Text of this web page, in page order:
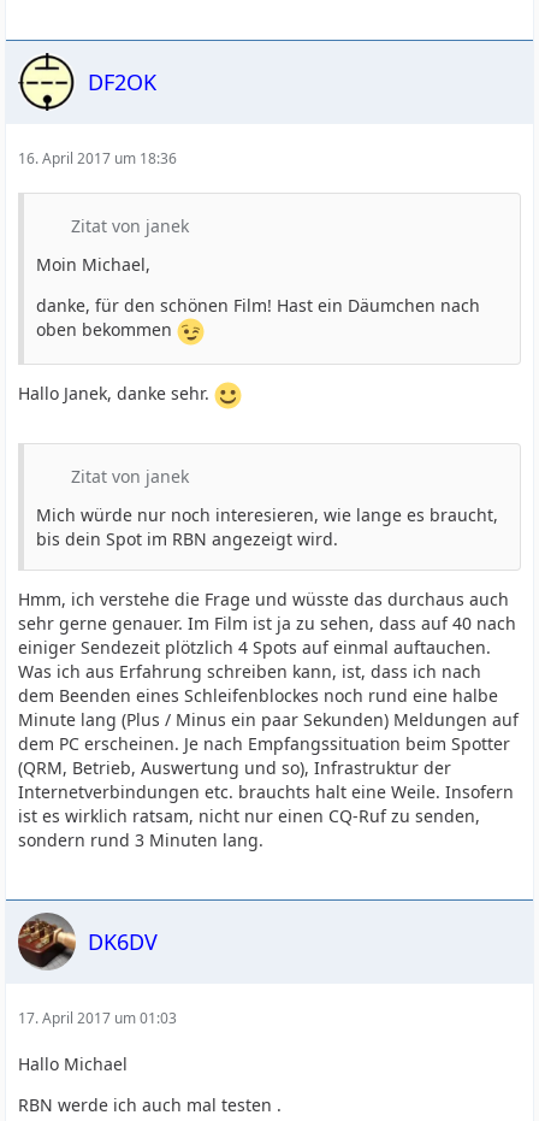
DF2OK
16. April 2017 um 18:36
Zitat von janek
Moin Michael,
danke, für den schönen Film! Hast ein Däumchen nach
oben bekommen
Hallo Janek, danke sehr.
Zitat von janek
Mich würde nur noch interesieren, wie lange es braucht,
bis dein Spot im RBN angezeigt wird.
Hmm, ich verstehe die Frage und wüsste das durchaus auch
sehr gerne genauer. Im Film ist ja zu sehen, dass auf 40 nach
einiger Sendezeit plötzlich 4 Spots auf einmal auftauchen.
Was ich aus Erfahrung schreiben kann, ist, dass ich nach
dem Beenden eines Schleifenblockes noch rund eine halbe
Minute lang (Plus / Minus ein paar Sekunden) Meldungen auf
dem PC erscheinen. Je nach Empfangssituation beim Spotter
(QRM, Betrieb, Auswertung und so), Infrastruktur der
Internetverbindungen etc. brauchts halt eine Weile. Insofern
ist es wirklich ratsam, nicht nur einen CQ-Ruf zu senden,
sondern rund 3 Minuten lang.
DK6DV
17. April 2017 um 01:03
Hallo Michael
RBN werde ich auch mal testen .